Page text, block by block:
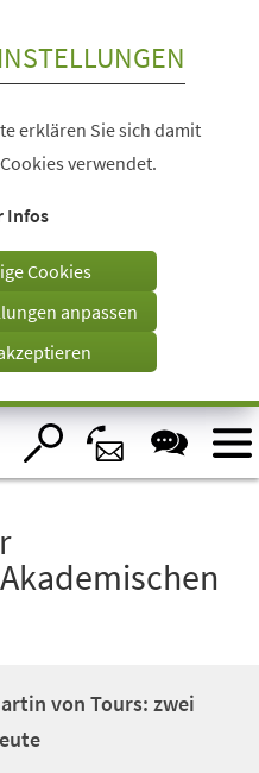
erklären Sie sich damit
verwendet.
Infos
Cookies
anpassen
von Tours: zwei